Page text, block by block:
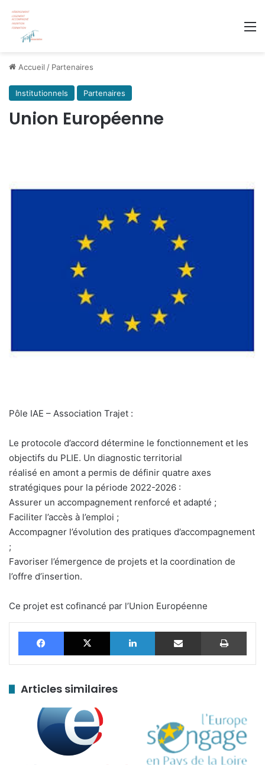
Accueil / Partenaires
Institutionnels Partenaires
Union Européenne
Pôle IAE – Association Trajet :
Le protocole d’accord détermine le fonctionnement et les
objectifs du PLIE. Un diagnostic territorial
réalisé en amont a permis de définir quatre axes
stratégiques pour la période 2022-2026 :
Assurer un accompagnement renforcé et adapté ;
Faciliter l’accès à l’emploi ;
Accompagner l’évolution des pratiques d’accompagnement
;
Favoriser l’émergence de projets et la coordination de
l’offre d’insertion.
Ce projet est cofinancé par l’Union Européenne
Facebook X Linkedin Partager par email
Articles similaires